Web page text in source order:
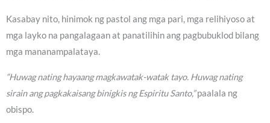
Kasabay nito, hinimok ng pastol ang mga pari, mga relihiyoso at
mga layko na pangalagaan at panatilihin ang pagbubuklod bilang
mga mananampalataya.
“Huwag nating hayaang magkawatak-watak tayo. Huwag nating
sirain ang pagkakaisang binigkis ng Espiritu Santo,”paalala ng
obispo.